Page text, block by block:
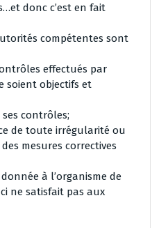
donc c’est en fait
compétentes sont
effectués par
soient objectifs et
ses contrôles;
de toute irrégularité ou
mesures correctives
à l’organisme de
ne satisfait pas aux